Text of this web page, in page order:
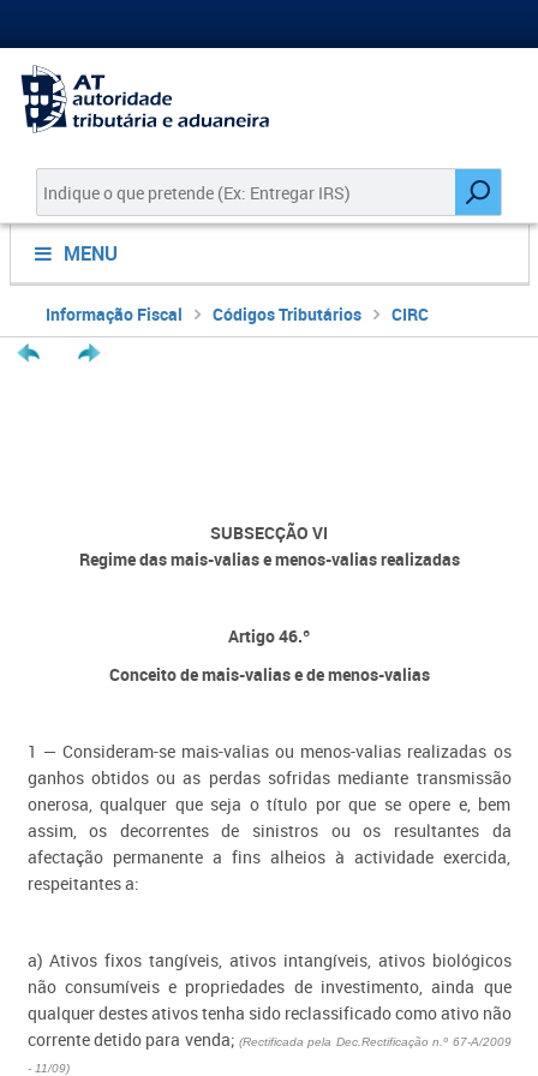
MENU
Informação Fiscal Códigos Tributários CIRC
SUBSECÇÃO VI
Regime das mais-valias e menos-valias realizadas
Artigo 46.º
Conceito de mais-valias e de menos-valias
1 — Consideram-se mais-valias ou menos-valias realizadas os
ganhos obtidos ou as perdas sofridas mediante transmissão
onerosa, qualquer que seja o título por que se opere e, bem
assim, os decorrentes de sinistros ou os resultantes da
afectação permanente a fins alheios à actividade exercida,
respeitantes a:
a) Ativos fixos tangíveis, ativos intangíveis, ativos biológicos
não consumíveis e propriedades de investimento, ainda que
qualquer destes ativos tenha sido reclassificado como ativo não
corrente detido para venda; (Rectificada pela Dec.Rectificação n.º 67-A/2009
- 11/09)